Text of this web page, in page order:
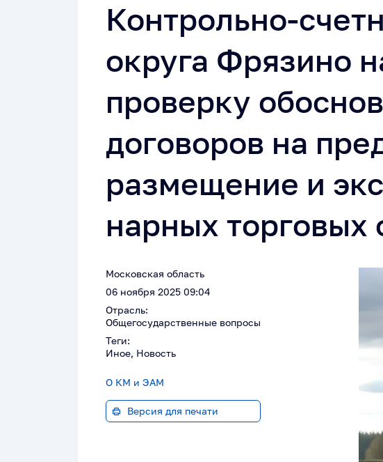
Контрольно-
округа Фрязино
проверку
договоров на
размещение и
нарных торговых
Московская область
06 ноября 2025 09:04
Отрасль:
Общегосударственные вопросы
Теги:
Иное, Новость
О КМ и ЭАМ
Версия для печати